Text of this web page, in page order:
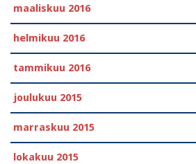
maaliskuu 2016
helmikuu 2016
tammikuu 2016
joulukuu 2015
marraskuu 2015
lokakuu 2015